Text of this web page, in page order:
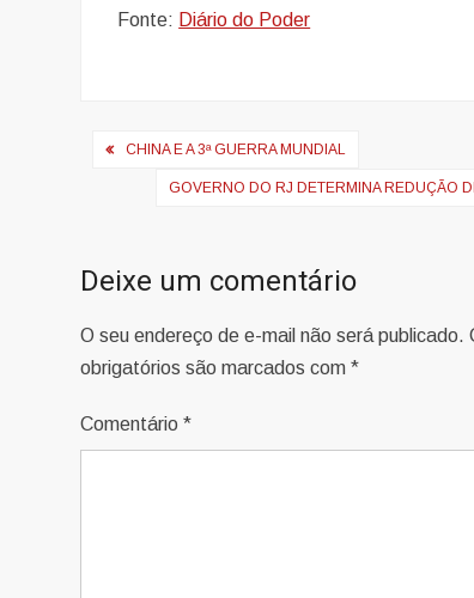
Fonte: Diário do Poder
Navegação
CHINA E A 3ª GUERRA MUNDIAL
GOVERNO DO RJ DETERMINA REDUÇÃO
Deixe um comentário
O seu endereço de e-mail não será publicado.
obrigatórios são marcados com*
Comentário*